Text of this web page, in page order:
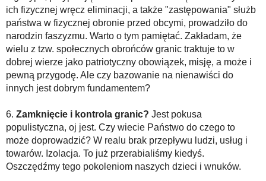
ich fizycznej wręcz eliminacji, a także "zastępowania" służb
państwa w fizycznej obronie przed obcymi, prowadziło do
narodzin faszyzmu. Warto o tym pamiętać. Zakładam, że
wielu z tzw. społecznych obrońców granic traktuje to w
dobrej wierze jako patriotyczny obowiązek, misję, a może i
pewną przygodę. Ale czy bazowanie na nienawiści do
innych jest dobrym fundamentem?
6. Zamknięcie i kontrola granic? Jest pokusa
populistyczna, oj jest. Czy wiecie Państwo do czego to
może doprowadzić? W realu brak przepływu ludzi, usług i
towarów. Izolacja. To już przerabialiśmy kiedyś.
Oszczędźmy tego pokoleniom naszych dzieci i wnuków.